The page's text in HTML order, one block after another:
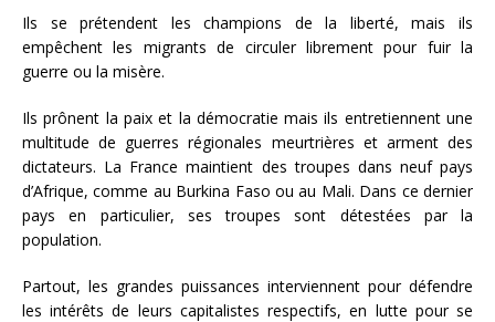
Ils se prétendent les champions de la liberté, mais ils
empêchent les migrants de circuler librement pour fuir la
guerre ou la misère.
Ils prônent la paix et la démocratie mais ils entretiennent une
multitude de guerres régionales meurtrières et arment des
dictateurs. La France maintient des troupes dans neuf pays
d’Afrique, comme au Burkina Faso ou au Mali. Dans ce dernier
pays en particulier, ses troupes sont détestées par la
population.
Partout, les grandes puissances interviennent pour défendre
les intérêts de leurs capitalistes respectifs, en lutte pour se